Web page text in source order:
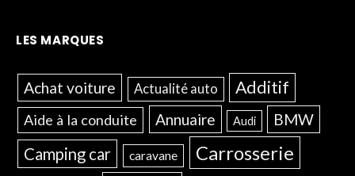
LES MARQUES
Achat voiture Actualité auto Additif
Aide à la conduite Annuaire Audi BMW
Camping car caravane Carrosserie